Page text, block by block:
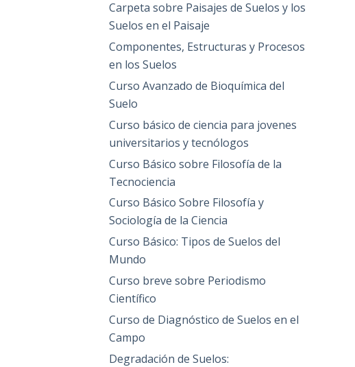
Carpeta sobre Paisajes de Suelos y los
Suelos en el Paisaje
Componentes, Estructuras y Procesos
en los Suelos
Curso Avanzado de Bioquímica del
Suelo
Curso básico de ciencia para jovenes
universitarios y tecnólogos
Curso Básico sobre Filosofía de la
Tecnociencia
Curso Básico Sobre Filosofía y
Sociología de la Ciencia
Curso Básico: Tipos de Suelos del
Mundo
Curso breve sobre Periodismo
Científico
Curso de Diagnóstico de Suelos en el
Campo
Degradación de Suelos: